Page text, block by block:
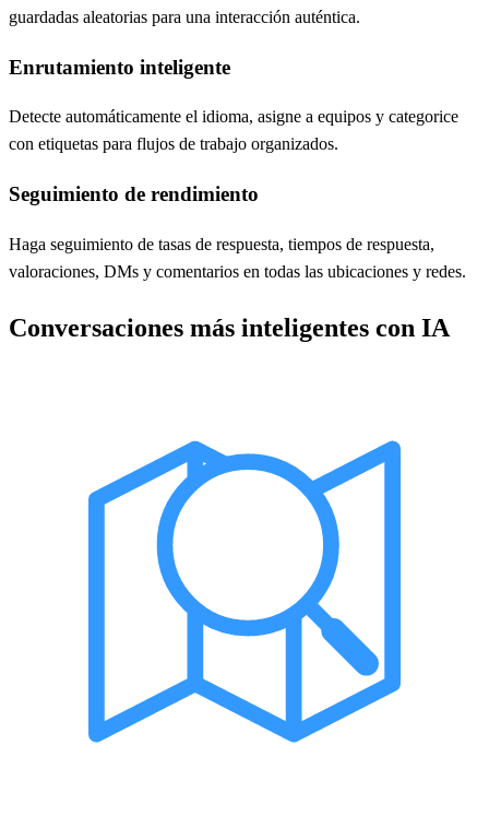
guardadas aleatorias para una interacción auténtica.
Enrutamiento inteligente
Detecte automáticamente el idioma, asigne a equipos y categorice
con etiquetas para flujos de trabajo organizados.
Seguimiento de rendimiento
Haga seguimiento de tasas de respuesta, tiempos de respuesta,
valoraciones, DMs y comentarios en todas las ubicaciones y redes.
Conversaciones más inteligentes con IA